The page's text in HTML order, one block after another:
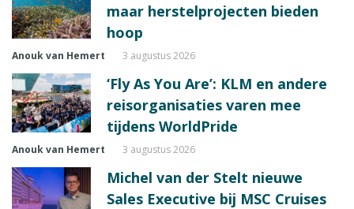
maar herstelprojecten bieden
hoop
Anouk van Hemert 3 augustus 2026
‘Fly As You Are’: KLM en andere
reisorganisaties varen mee
tijdens WorldPride
Anouk van Hemert 3 augustus 2026
Michel van der Stelt nieuwe
Sales Executive bij MSC Cruises